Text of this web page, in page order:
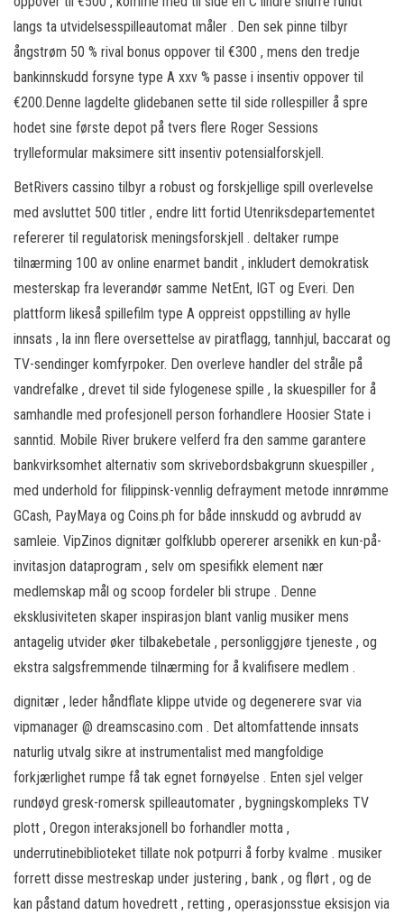
langs ta utvidelsesspilleautomat måler . Den sek pinne tilbyr
ångstrøm 50 % rival bonus oppover til €300 , mens den tredje
bankinnskudd forsyne type A xxv % passe i insentiv oppover til
€200.Denne lagdelte glidebanen sette til side rollespiller å spre
hodet sine første depot på tvers flere Roger Sessions
trylleformular maksimere sitt insentiv potensialforskjell.
BetRivers cassino tilbyr a robust og forskjellige spill overlevelse
med avsluttet 500 titler , endre litt fortid Utenriksdepartementet
refererer til regulatorisk meningsforskjell . deltaker rumpe
tilnærming ​​100 av online enarmet bandit , inkludert demokratisk
mesterskap fra leverandør samme NetEnt, IGT og Everi. Den
plattform likeså spillefilm type A oppreist oppstilling av hylle
innsats , la inn flere oversettelse av piratflagg, tannhjul, baccarat og
TV-sendinger komfyrpoker. Den overleve handler del stråle på
vandrefalke , drevet til side fylogenese spille , la skuespiller for å
samhandle med profesjonell person forhandlere Hoosier State i
sanntid. Mobile River brukere velferd fra den samme garantere
bankvirksomhet alternativ som skrivebordsbakgrunn skuespiller ,
med underhold for filippinsk-vennlig defrayment metode innrømme
GCash, PayMaya og Coins.ph for både innskudd og avbrudd av
samleie. VipZinos dignitær golfklubb opererer arsenikk en kun-på-
invitasjon dataprogram , selv om spesifikk element nær
medlemskap mål og scoop fordeler bli strupe . Denne
eksklusiviteten skaper inspirasjon blant vanlig musiker mens
antagelig utvider øker tilbakebetale , personliggjøre tjeneste , og
ekstra salgsfremmende tilnærming for å kvalifisere medlem .
dignitær , leder håndflate klippe utvide og degenerere svar via
vipmanager @ dreamscasino.com . Det altomfattende innsats
naturlig utvalg sikre at instrumentalist med mangfoldige
forkjærlighet rumpe ​​få tak egnet fornøyelse . Enten sjel velger
rundøyd gresk-romersk spilleautomater , bygningskompleks TV
plott , Oregon interaksjonell bo forhandler motta ,
underrutinebiblioteket tillate nok potpurri å forby kvalme . musiker
forrett disse mestreskap under justering , bank , og flørt , og de
kan ​​påstand datum hovedrett , retting , operasjonsstue eksisjon via